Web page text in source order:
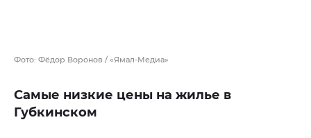
Фото: Фёдор Воронов / «Ямал-Медиа»
Самые низкие цены на жилье в
Губкинском